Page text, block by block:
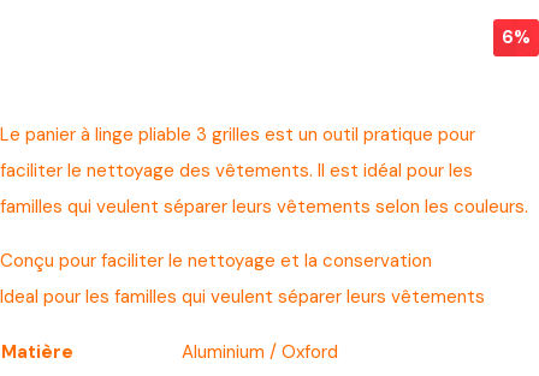
6%
Le panier à linge pliable 3 grilles est un outil pratique pour
faciliter le nettoyage des vêtements. Il est idéal pour les
familles qui veulent séparer leurs vêtements selon les couleurs.
Conçu pour faciliter le nettoyage et la conservation
Ideal pour les familles qui veulent séparer leurs vêtements
Matière
Aluminium / Oxford